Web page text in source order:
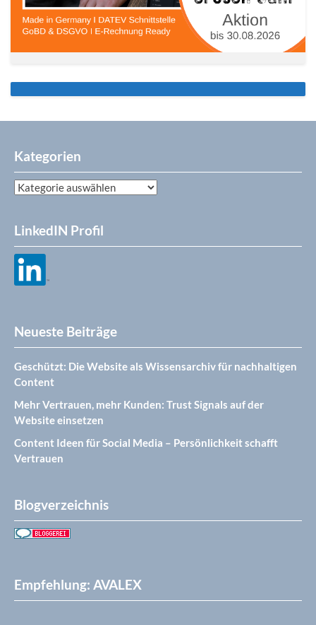
Kategorien
Kategorien
LinkedIN Profil
Neueste Beiträge
Geschützt: Die Website als Wissensarchiv für nachhaltigen
Content
Mehr Vertrauen, mehr Kunden: Trust Signals auf der
Website einsetzen
Content Ideen für Social Media – Persönlichkeit schafft
Vertrauen
Blogverzeichnis
Empfehlung: AVALEX